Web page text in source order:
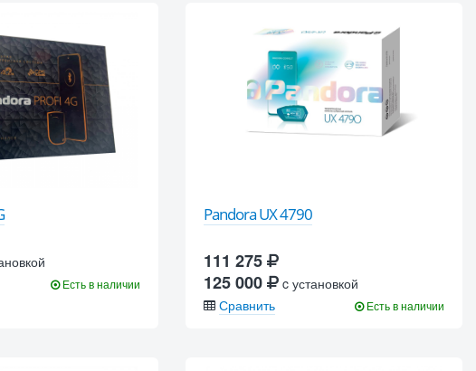
Есть в наличии
Pandora UX 4790
111 275
125 000
c установкой
Сравнить
Есть в наличии